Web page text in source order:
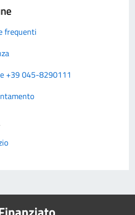
frequenti
+39 045-8290111